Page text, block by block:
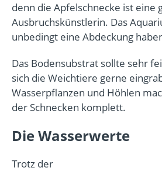
denn die Apfelschnecke ist eine
Ausbruchskünstlerin. Das
unbedingt eine Abdeckung
Das Bodensubstrat sollte sehr
sich die Weichtiere gerne
Wasserpflanzen und Höhlen
der Schnecken komplett.
Die Wasserwerte
Trotz der